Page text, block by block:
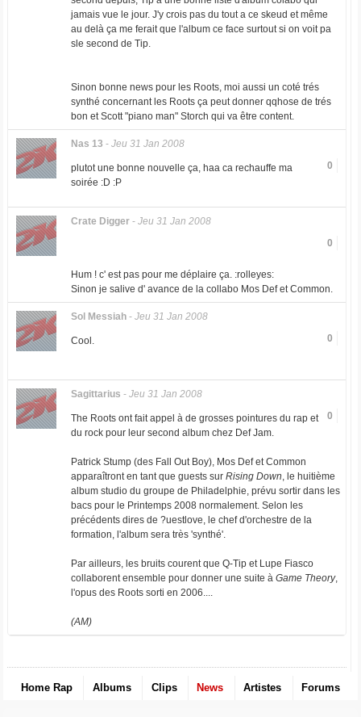
jamais vue le jour. J'y crois pas du tout a ce skeud et même
au delà ça me ferait que l'album ce face surtout si on voit pa
sle second de Tip.
Sinon bonne news pour les Roots, moi aussi un coté trés
synthé concernant les Roots ça peut donner qqhose de trés
bon et Scott "piano man" Storch qui va être content.
Nas 13 - Jeu 31 Jan 2008
0
plutot une bonne nouvelle ça, haa ca rechauffe ma
soirée :D :P
Crate Digger- Jeu 31 Jan 2008
0
Hum ! c' est pas pour me déplaire ça. :rolleyes:
Sinon je salive d' avance de la collabo Mos Def et Common.
Sol Messiah- Jeu 31 Jan 2008
0
Cool.
Sagittarius - Jeu 31 Jan 2008
0
The Roots ont fait appel à de grosses pointures du rap et
du rock pour leur second album chez Def Jam.
Patrick Stump (des Fall Out Boy), Mos Def et Common
apparaîtront en tant que guests sur Rising Down, le huitième
album studio du groupe de Philadelphie, prévu sortir dans les
bacs pour le Printemps 2008 normalement. Selon les
précédents dires de ?uestlove, le chef d'orchestre de la
formation, l'album sera très 'synthé'.
Par ailleurs, les bruits courent que Q-Tip et Lupe Fiasco
collaborent ensemble pour donner une suite à Game Theory,
l'opus des Roots sorti en 2006....
(AM)
Home Rap Albums Clips News Artistes Forums